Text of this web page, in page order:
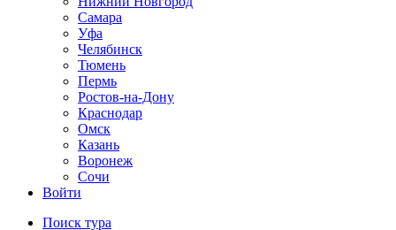
Самара
Уфа
Челябинск
Тюмень
Пермь
Ростов-на-Дону
Краснодар
Омск
Казань
Воронеж
Сочи
Войти
Поиск тура